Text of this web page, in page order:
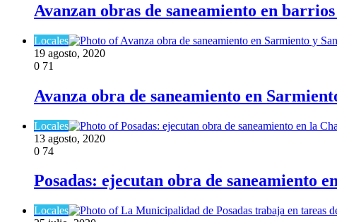
Avanzan obras de saneamiento en barrios
Locales
19 agosto, 2020
0 71
Avanza obra de saneamiento en
Locales
13 agosto, 2020
0 74
Posadas: ejecutan obra de saneamiento
Locales